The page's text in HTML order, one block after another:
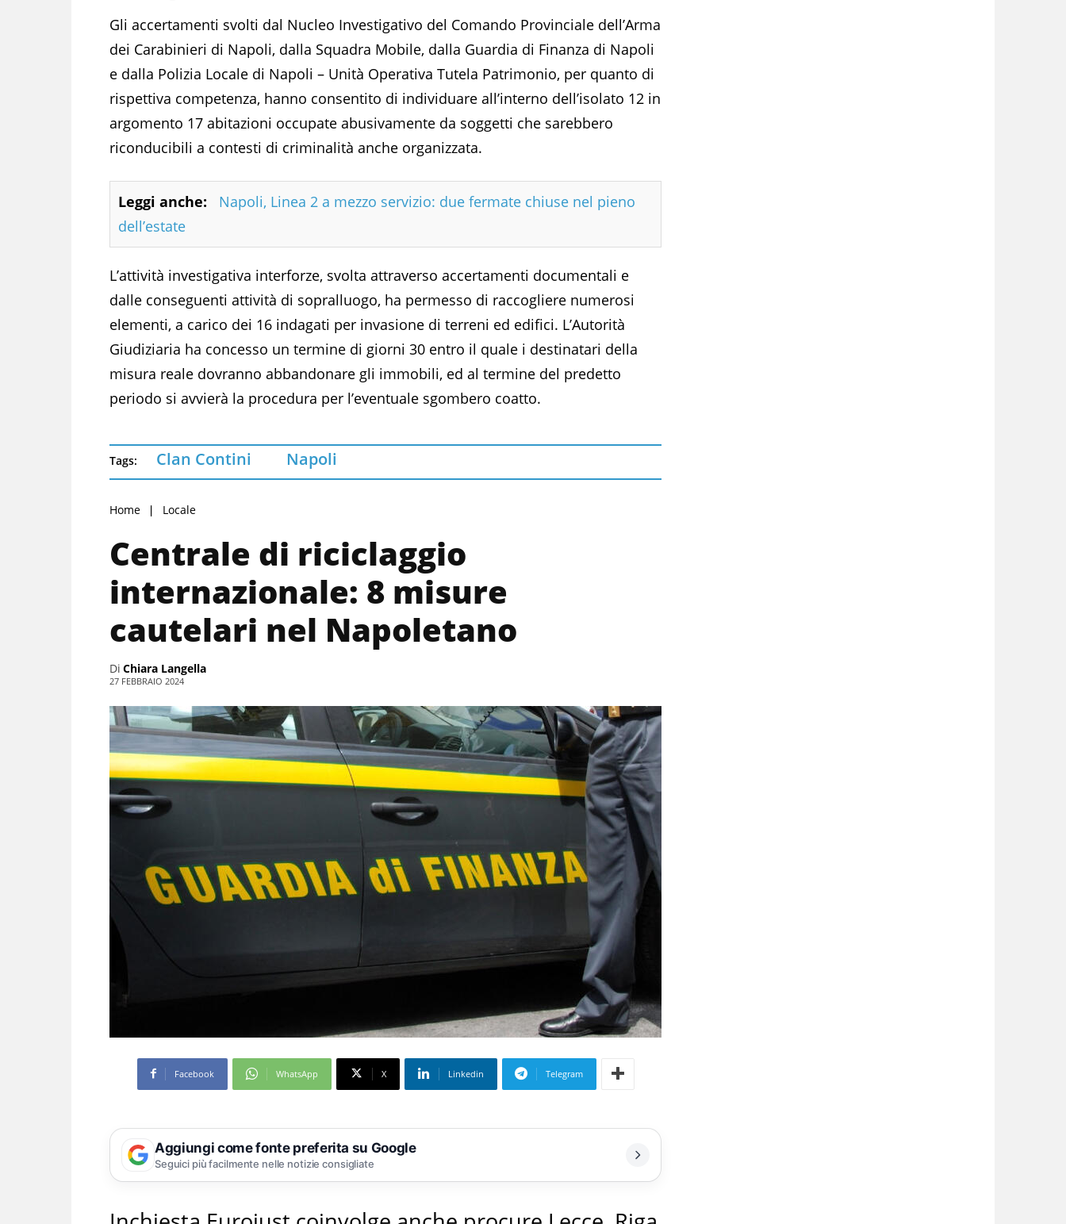
Gli accertamenti svolti dal Nucleo Investigativo del Comando Provinciale dell’Arma
dei Carabinieri di Napoli, dalla Squadra Mobile, dalla Guardia di Finanza di Napoli
e dalla Polizia Locale di Napoli – Unità Operativa Tutela Patrimonio, per quanto di
rispettiva competenza, hanno consentito di individuare all’interno dell’isolato 12 in
argomento 17 abitazioni occupate abusivamente da soggetti che sarebbero
riconducibili a contesti di criminalità anche organizzata.
Leggi anche:
Napoli, Linea 2 a mezzo servizio: due fermate chiuse nel pieno
dell’estate
L’attività investigativa interforze, svolta attraverso accertamenti documentali e
dalle conseguenti attività di sopralluogo, ha permesso di raccogliere numerosi
elementi, a carico dei 16 indagati per invasione di terreni ed edifici. L’Autorità
Giudiziaria ha concesso un termine di giorni 30 entro il quale i destinatari della
misura reale dovranno abbandonare gli immobili, ed al termine del predetto
periodo si avvierà la procedura per l’eventuale sgombero coatto.
Tags: Clan Contini Napoli
Home Locale
Centrale di riciclaggio
internazionale: 8 misure
cautelari nel Napoletano
Di Chiara Langella
27 FEBBRAIO 2024
Facebook WhatsApp X Linkedin Telegram
Aggiungi come fonte preferita su Google
Seguici più facilmente nelle notizie consigliate